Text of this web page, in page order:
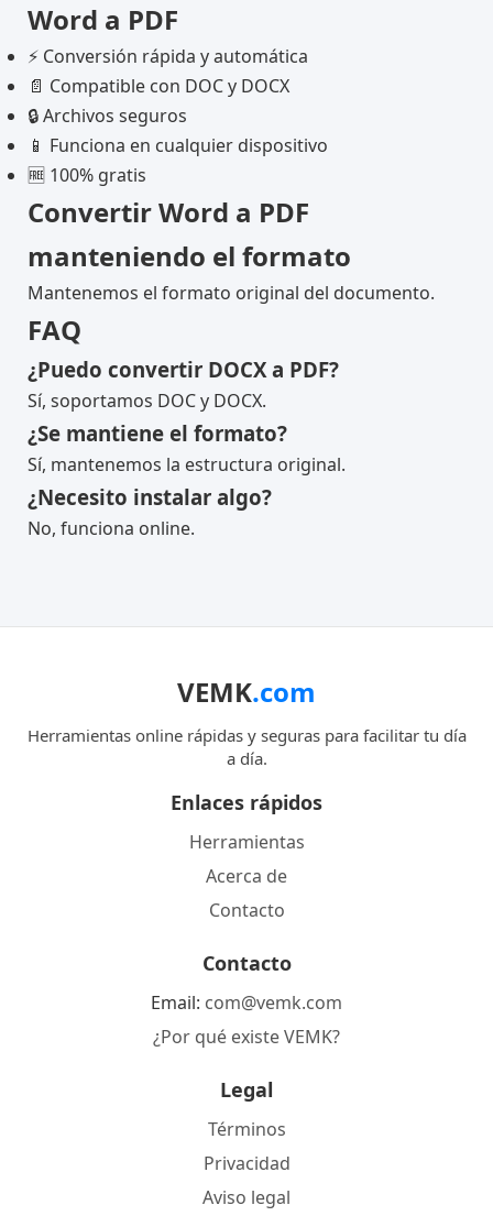
Word a PDF
⚡ Conversión rápida y automática
📄 Compatible con DOC y DOCX
🔒 Archivos seguros
📱 Funciona en cualquier dispositivo
🆓 100% gratis
Convertir Word a PDF
manteniendo el formato
Mantenemos el formato original del documento.
FAQ
¿Puedo convertir DOCX a PDF?
Sí, soportamos DOC y DOCX.
¿Se mantiene el formato?
Sí, mantenemos la estructura original.
¿Necesito instalar algo?
No, funciona online.
VEMK.com
Herramientas online rápidas y seguras para facilitar tu día
a día.
Enlaces rápidos
Herramientas
Acerca de
Contacto
Contacto
Email: com@vemk.com
¿Por qué existe VEMK?
Legal
Términos
Privacidad
Aviso legal